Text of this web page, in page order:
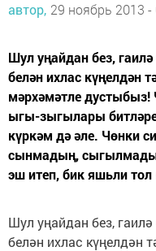
автор, 29 ноябрь 2013 -
Шул уңайдан без,
белән ихлас күңелдән
мәрхәмәтле
ыгы-зыгылары
күркәм дә әле. Чөнки
сынмадың,
эш итеп, бик яшьли
Шул уңайдан без,
белән ихлас күңелдән